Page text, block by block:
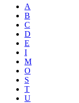
A
B
C
D
E
I
M
O
S
T
U